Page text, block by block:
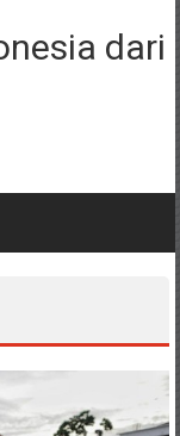
dari